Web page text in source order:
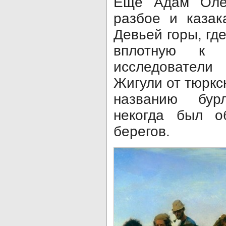
разбое и
Девьей горы,
вплотную к
Жигули от
названию
некогда был
берегов.